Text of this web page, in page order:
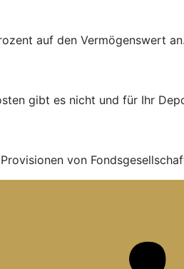
auf den Vermögenswert
gibt es nicht und für Ihr
von